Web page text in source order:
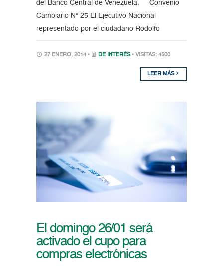
del Banco Central de Venezuela. Convenio
Cambiario Nº 25 El Ejecutivo Nacional
representado por el ciudadano Rodolfo
27 ENERO, 2014 • DE INTERÉS • VISITAS: 4500
LEER MÁS
El domingo 26/01 será
activado el cupo para
compras electrónicas